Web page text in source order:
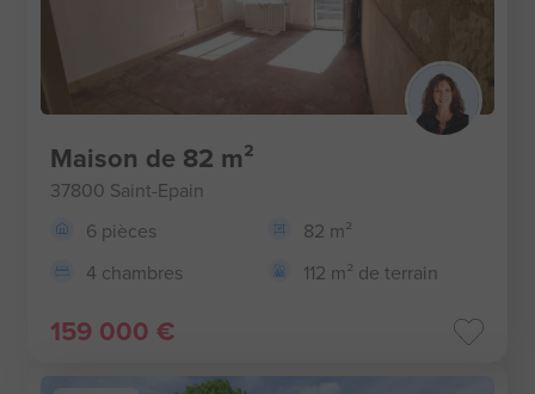
Maison de 82 m²
37800 Saint-Epain
6 pièces
82 m²
4 chambres
112 m² de terrain
159 000 €